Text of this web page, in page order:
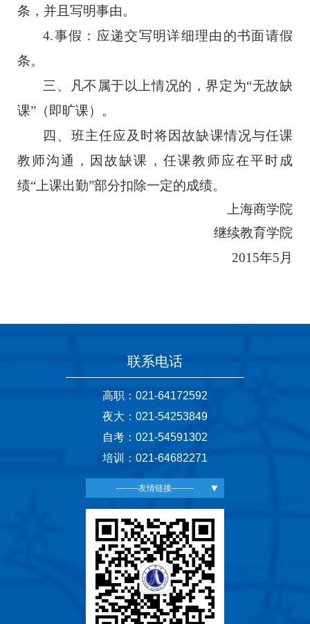
条，并且写明事由。
4.事假：应递交写明详细理由的书面请假
条。
三、凡不属于以上情况的，界定为“无故缺
课” （即旷课）。
四、班主任应及时将因故缺课情况与任课
教师沟通，因故缺课，任课教师应在平时成
绩“ 上课出勤”部分扣除一定的成绩。
上海商学院
继续教育学院
2015年5月
联系电话
高职：021-64172592
夜大：021-54253849
自考：021-54591302
培训：021-64682271
--------友情链接--------